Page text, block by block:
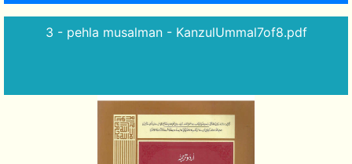
3 - pehla musalman - KanzulUmmal7of8.pdf